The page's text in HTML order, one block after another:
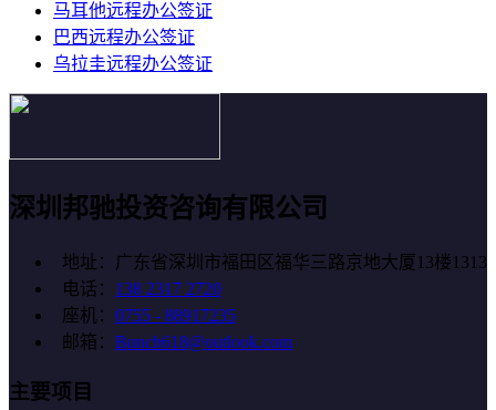
马耳他远程办公签证
巴西远程办公签证
乌拉圭远程办公签证
深圳邦驰投资咨询有限公司
地址：广东省深圳市福田区福华三路京地大厦13楼1313
电话： 138 2317 2720
座机： 0755 - 88917235
邮箱： Bunch618@outlook.com
主要项目